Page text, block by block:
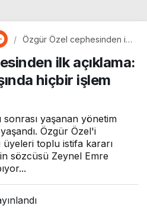
Özgür Özel cephesinden ilk
dışında hiçbir işlem
yapamazlar’ilk açıklama:
hiçbir işlem
yaşanan yönetim
Özgür Özel'i
toplu istifa kararı
sözcüsü Zeynel Emre